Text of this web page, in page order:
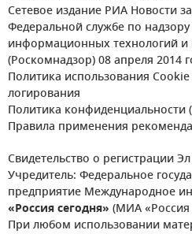
Сетевое издание РИА Новости
Федеральной службе по
информационных технологий
(Роскомнадзор) 08 апреля 2014
Политика использования
логирования
Политика конфиденциальности
Правила применения
Свидетельство о регистрации
Учредитель: Федеральное
предприятие Международное
«Россия сегодня» (МИА «Россия
При любом использовании